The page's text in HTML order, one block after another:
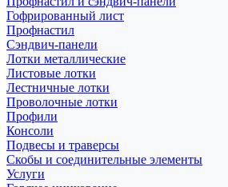
Гофрированный лист
Профнастил
Сэндвич-панели
Лотки металлические
Листовые лотки
Лестничные лотки
Проволочные лотки
Профили
Консоли
Подвесы и траверсы
Скобы и соединительные элементы
Услуги